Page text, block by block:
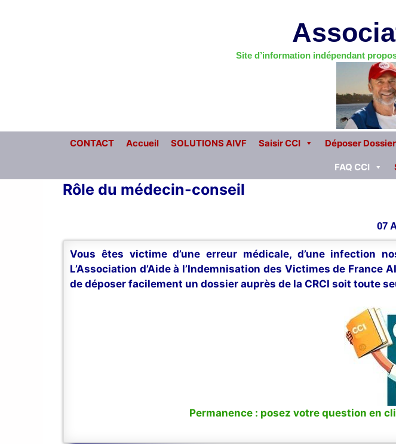
Site d’information indépendant
CONTACT Accueil SOLUTIONS AIVF Saisir CCI Déposer Dossier
FAQ CCI
Rôle du médecin-conseil
07
Vous êtes victime d’une erreur médicale, d’une infection
L’Association d’Aide à l’Indemnisation des Victimes de
de déposer facilement un dossier auprès de la CRCI soit toute
Permanence : posez votre question en